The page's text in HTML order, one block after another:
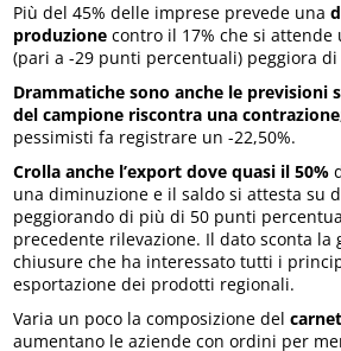
Più del 45% delle imprese prevede una
produzione contro il 17% che si
(pari a -29 punti percentuali) peggiora
Drammatiche sono anche le previsioni
del campione riscontra una contrazione
pessimisti fa registrare un -22,50%.
Crolla anche l’export dove quasi il 50%
una diminuzione e il saldo si attesta su
peggiorando di più di 50 punti
precedente rilevazione. Il dato sconta la
chiusure che ha interessato tutti i
esportazione dei prodotti regionali.
Varia un poco la composizione del
aumentano le aziende con ordini per